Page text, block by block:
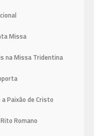
Missa
na Missa Tridentina
Paixão de Cristo
Romano